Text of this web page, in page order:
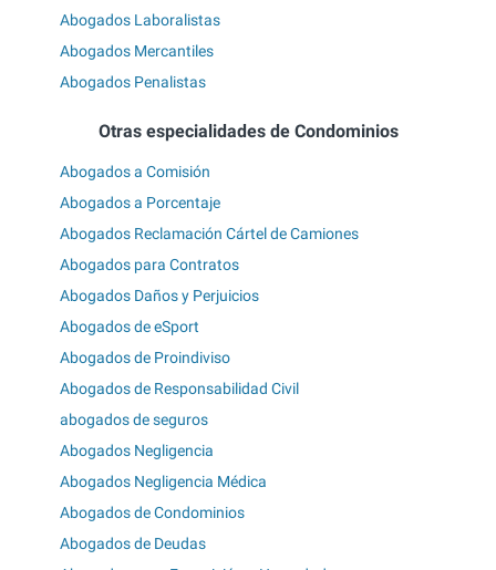
Abogados Laboralistas
Abogados Mercantiles
Abogados Penalistas
Otras especialidades de Condominios
Abogados a Comisión
Abogados a Porcentaje
Abogados Reclamación Cártel de Camiones
Abogados para Contratos
Abogados Daños y Perjuicios
Abogados de eSport
Abogados de Proindiviso
Abogados de Responsabilidad Civil
abogados de seguros
Abogados Negligencia
Abogados Negligencia Médica
Abogados de Condominios
Abogados de Deudas